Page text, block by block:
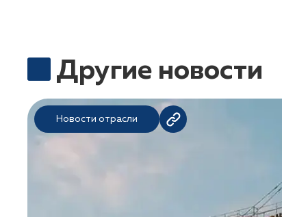
Другие новости
Новости отрасли